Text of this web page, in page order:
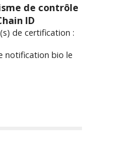
de contrôle
ID
de certification :
notification bio le